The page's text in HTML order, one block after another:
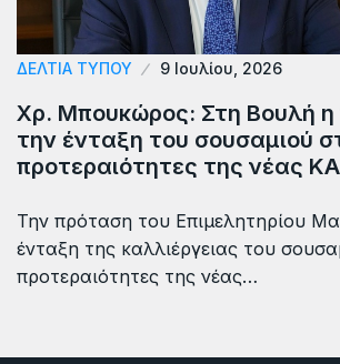
ΔΕΛΤΙΑ ΤΥΠΟΥ 9 Ιουλίου, 2026
Χρ. Μπουκώρος: Στη Βουλή η
την ένταξη του σουσαμιού
προτεραιότητες της νέας
Την πρόταση του Επιμελητηρίου
ένταξη της καλλιέργειας του
προτεραιότητες της νέας…